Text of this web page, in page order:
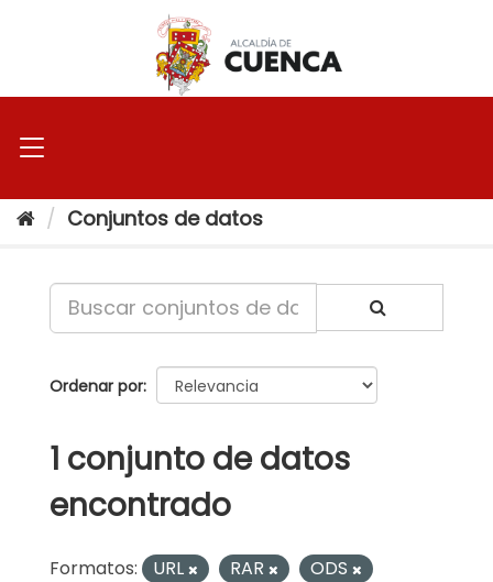
Conjuntos de datos
Ordenar por
1 conjunto de datos
encontrado
Formatos: URL RAR
ODS